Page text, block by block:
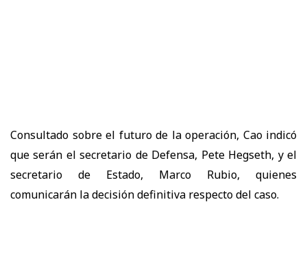
Consultado sobre el futuro de la operación, Cao indicó
que serán el secretario de Defensa, Pete Hegseth, y el
secretario de Estado, Marco Rubio, quienes
comunicarán la decisión definitiva respecto del caso.